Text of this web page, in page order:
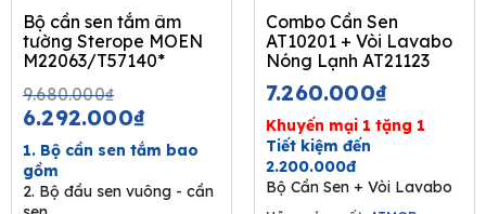
Bộ cần sen tắm âm
tường Sterope MOEN
M22063/T57140*
9.680.000₫Original
price
was:
9.680.000₫.
6.292.000₫price
is:
6.292.000₫.
1. Bộ cần sen tắm bao
gồm
2. Bộ đầu sen vuông - cần
Combo Cần Sen
AT10201 + Vòi Lavabo
Nóng Lạnh AT21123
7.260.000₫
Khuyến mại 1 tặng 1
Tiết kiệm đến
2.200.000đ
Bộ Cần Sen + Vòi Lavabo